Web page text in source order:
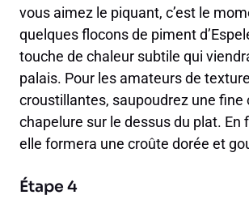
vous aimez le piquant, c’est le
quelques flocons de piment
touche de chaleur subtile qui
palais. Pour les amateurs de
croustillantes, saupoudrez une fine
chapelure sur le dessus du plat. En
elle formera une croûte dorée et
Étape 4